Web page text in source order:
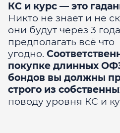
КС и курс — это
Никто не знает и не
они будут через 3
предполагать всё что
угодно.
покупке длинных
бондов вы должны
строго из
поводу уровня КС и